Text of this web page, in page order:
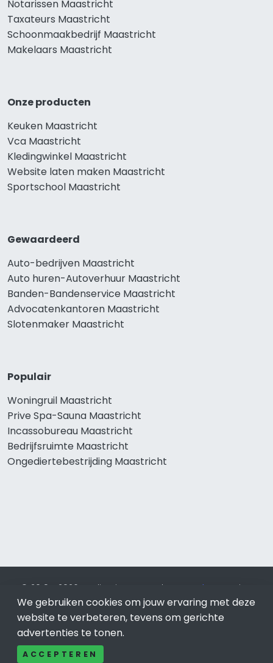
Notarissen Maastricht
Taxateurs Maastricht
Schoonmaakbedrijf Maastricht
Makelaars Maastricht
Onze producten
Keuken Maastricht
Vca Maastricht
Kledingwinkel Maastricht
Website laten maken Maastricht
Sportschool Maastricht
Gewaardeerd
Auto-bedrijven Maastricht
Auto huren-Autoverhuur Maastricht
Banden-Bandenservice Maastricht
Advocatenkantoren Maastricht
Slotenmaker Maastricht
Populair
Woningruil Maastricht
Prive Spa-Sauna Maastricht
Incassobureau Maastricht
Bedrijfsruimte Maastricht
Ongediertebestrijding Maastricht
© 2019 - 2026 Realisatie en SEO door SEO-bureau
Lion
Internet. Betaal alleen voor bewezen resultaten?SEO
optimalisatie No Cure No Pay.Maastrichtis onderdeel van
Lion Internet.
We gebruiken cookies om jouw ervaring met deze
website te verbeteren, tevens om gerichte
advertenties te tonen.
ACCEPTEREN